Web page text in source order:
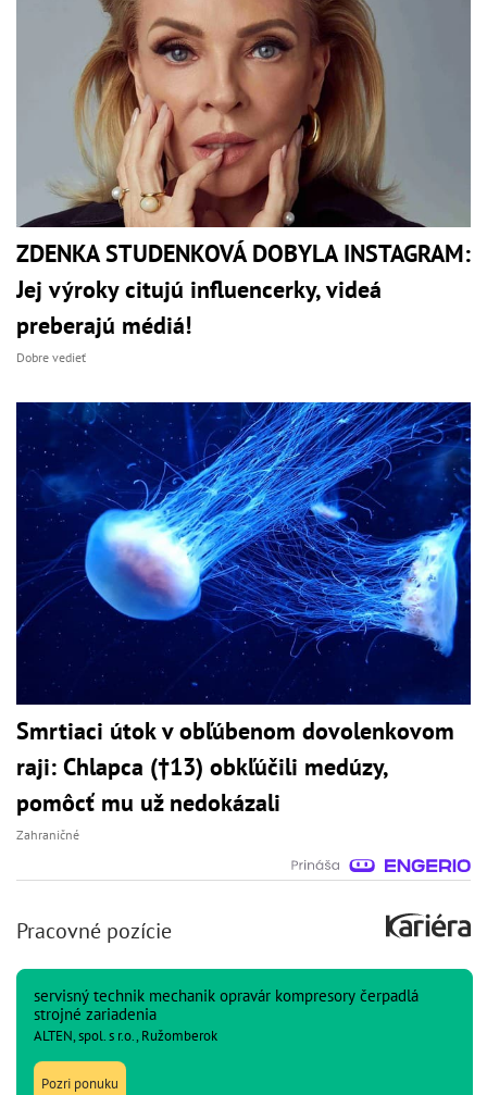
ZDENKA STUDENKOVÁ DOBYLA INSTAGRAM:
Jej výroky citujú influencerky, videá
preberajú médiá!
Dobre vedieť
Smrtiaci útok v obľúbenom dovolenkovom
raji: Chlapca (†13) obkľúčili medúzy,
pomôcť mu už nedokázali
Zahraničné
Pracovné pozície
servisný technik mechanik opravár kompresory čerpadlá
strojné zariadenia
ALTEN, spol. s r.o., Ružomberok
Pozri ponuku